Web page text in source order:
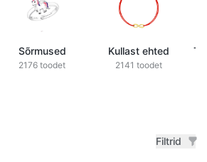
Sõrmused
2176 toodet
Kullast ehted
2141 toodet
Filtrid